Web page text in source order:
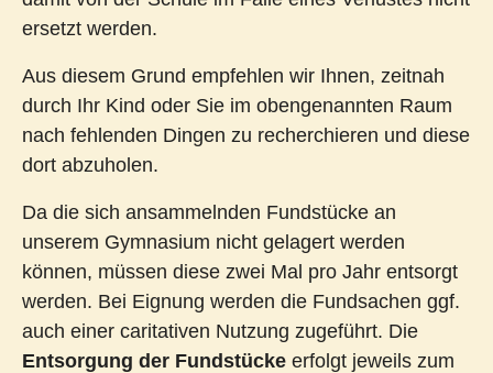
ersetzt werden.
Aus diesem Grund empfehlen wir Ihnen, zeitnah
durch Ihr Kind oder Sie im obengenannten Raum
nach fehlenden Dingen zu recherchieren und diese
dort abzuholen.
Da die sich ansammelnden Fundstücke an
unserem Gymnasium nicht gelagert werden
können, müssen diese zwei Mal pro Jahr entsorgt
werden. Bei Eignung werden die Fundsachen ggf.
auch einer caritativen Nutzung zugeführt. Die
Entsorgung der Fundstücke erfolgt jeweils zum